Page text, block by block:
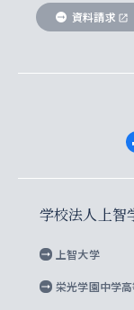
Futures
総合人間
経済学
グロー
アメリ
メディ
水稀少
先進機
企業の
学費・奨学
学部入
国によ
大学院
海外留
ダイバ
上智大学
父母・
学外と
上智大学
上智大
英文広
上智大学
上智大
上智大
上智大学
上智大学
上智大
キャンパ
資料請求
学校法人上智
上智大学
栄光学園中学